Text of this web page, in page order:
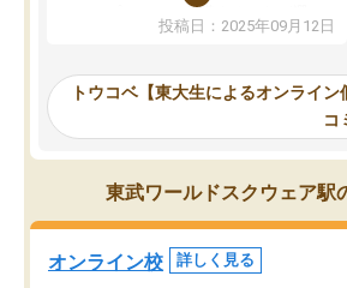
か、オプションは付帯するかなど選ぶ
事が出来ました。
ーティングを行い、その講師で良いか
見てから講師を決定する事ができま
す。
うちの子は、初回面談の講師の方で決
定しました。
オンラインツールを使用した単語帳の
共有があり宿題もそちらで出される形
投稿日：2025年09月12日
トウコベ【東大生によるオンライン
コ
東武ワールドスクウェア駅
オンライン校 詳しく見る